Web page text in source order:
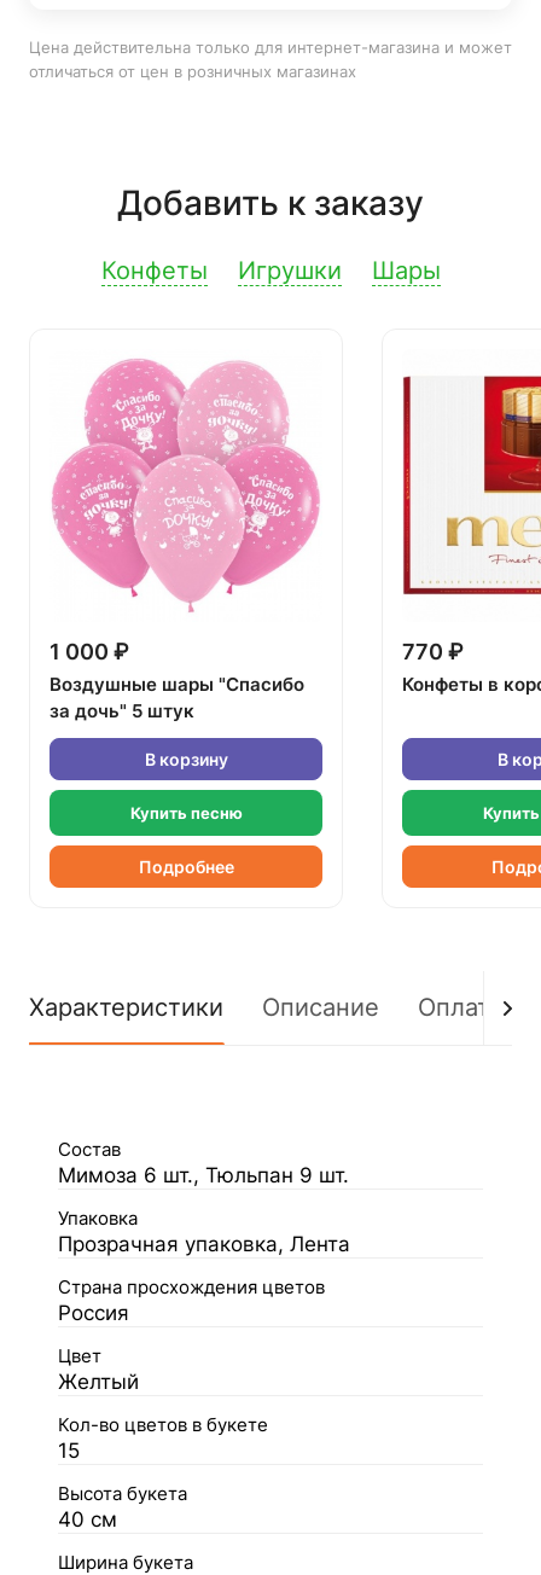
Цена действительна только для интернет-магазина и может
отличаться от цен в розничных магазинах
Добавить к заказу
Конфеты Игрушки Шары
1 000 ₽
Воздушные шары "Спасибо
за дочь" 5 штук
В корзину
Купить песню
Подробнее
770 ₽
Конфеты в
В
Характеристики Описание Оплата
Состав
Мимоза 6 шт., Тюльпан 9 шт.
Упаковка
Прозрачная упаковка, Лента
Страна просхождения цветов
Россия
Цвет
Желтый
Кол-во цветов в букете
15
Высота букета
40 см
Ширина букета